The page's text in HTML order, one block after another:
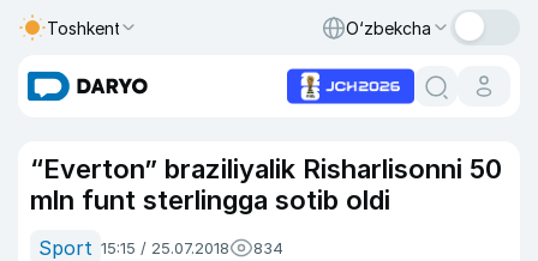
Toshkent O‘zbekcha
“Everton” braziliyalik Risharlisonni 50
mln funt sterlingga sotib oldi
Sport 15:15 / 25.07.2018 834